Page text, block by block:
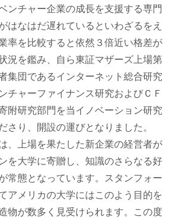
ンチャー企業の成長を支援する専門
はなはだ遅れているといわざるをえ
率を比較すると依然３倍近い格差が
況を鑑み、自ら東証マザーズ上場第
集団であるインターネット総合研究
チャーファイナンス研究およびＣＦ
附研究部門を当イノベーション研究
さり、開設の運びとなりました。
、上場を果たした新企業の経営者が
を大学に寄贈し、知識のさらなる好
常態となっています。スタンフォー
アメリカの大学にはこのよう目的を
物が数多く見受けられます。この度